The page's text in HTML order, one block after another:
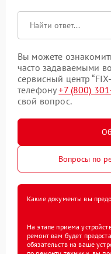
Вы можете
часто задаваемыми
сервисный центр
телефону+7 (800)
свой вопрос.
Вопросы по
Какие документы вы
На этапе приема
ремонт вам будет
обязательств на ваше